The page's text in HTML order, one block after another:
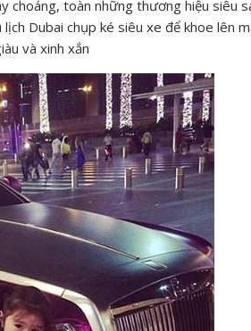
choáng, toàn những thương hiệu siêu
Dubai chụp ké siêu xe để khoe lên
và xinh xắn